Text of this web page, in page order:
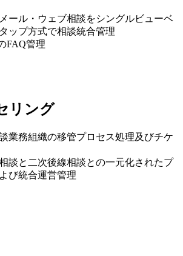
ール・ウェブ相談をシングルビューベ
ップ方式で相談統合管理
FAQ管理
リング
業務組織の移管プロセス処理及びチケ
談と二次後線相談との一元化されたプ
び統合運営管理